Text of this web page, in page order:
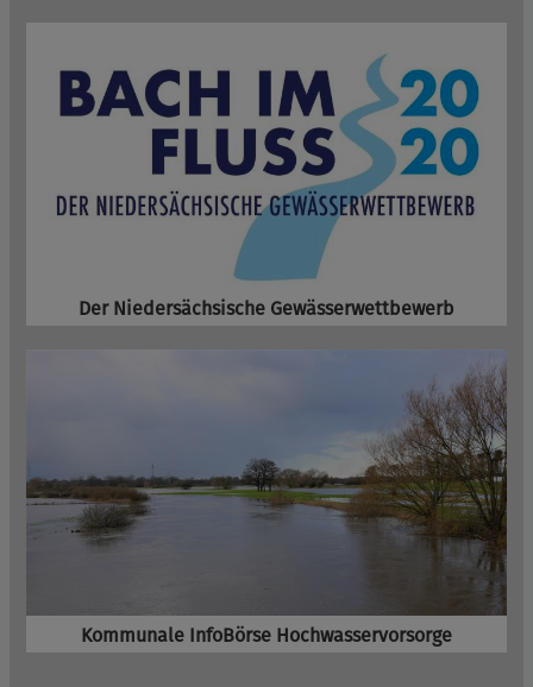
Der Niedersächsische Gewässerwettbewerb
Kommunale InfoBörse Hochwasservorsorge